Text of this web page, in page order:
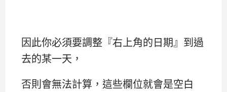
因此你必須要調整『右上角的日期』到過
去的某一天，
否則會無法計算，這些欄位就會是空白